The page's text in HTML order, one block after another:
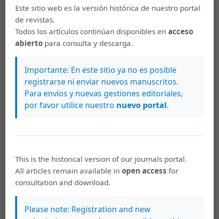
Cómo citar
Zamora Guzmán, K. (2014). Diagnóstico sobre las competencias
gerenciales de los archivistas costarricenses.
Más formatos de cita
Citas
Recuperado de
http://eprints.rclis.org/12009/
Ley No. 7202 (27 octubre 1990). Ley del Sistema Nacional
de Archivos. Diario Oficial La Gaceta, 225. Recuperado de
www.archivonacional.go.cr/pdf/ley_7202.doc
Este sitio web es la versión histórica de nuestro portal
de revistas.
Todos los artículos continúan disponibles enacceso
abierto para consulta y descarga.
Importante: En este sitio ya no es posible
registrarse ni enviar nuevos manuscritos.
Para envíos y nuevas gestiones editoriales,
por favor utilice nuestro nuevo portal.
This is the historical version of our journals portal.
All articles remain available inopen access for
consultation and download.
Please note: Registration and new